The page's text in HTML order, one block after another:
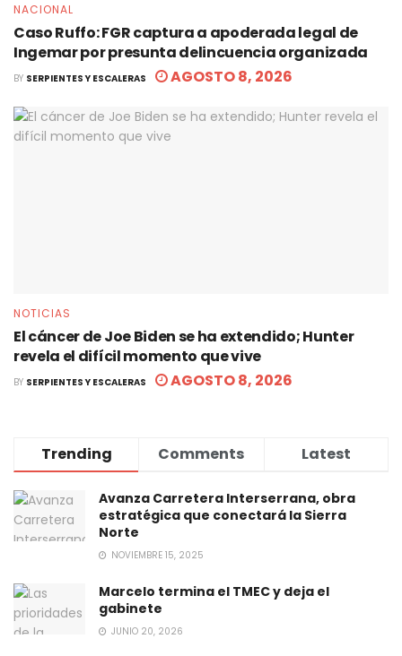
NACIONAL
Caso Ruffo: FGR captura a apoderada legal de
Ingemar por presunta delincuencia organizada
BY SERPIENTES Y ESCALERAS AGOSTO 8, 2026
NOTICIAS
El cáncer de Joe Biden se ha extendido; Hunter
revela el difícil momento que vive
BY SERPIENTES Y ESCALERAS AGOSTO 8, 2026
Trending Comments Latest
Avanza Carretera Interserrana, obra
estratégica que conectará la Sierra
Norte
NOVIEMBRE 15, 2025
Marcelo termina el TMEC y deja el
gabinete
JUNIO 20, 2026